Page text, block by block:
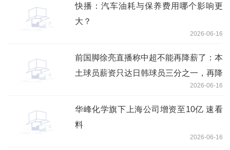
快播：汽车油耗与保养费用哪个影响更
大？
2026-06-16
前国脚徐亮直播称中超不能再降薪了：本
土球员薪资只达日韩球员三分之一，再降
2026-06-16
华峰化学旗下上海公司增资至10亿 速看
料
2026-06-16